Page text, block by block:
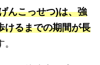
んこっせつ)は、強
けるまでの期間が長